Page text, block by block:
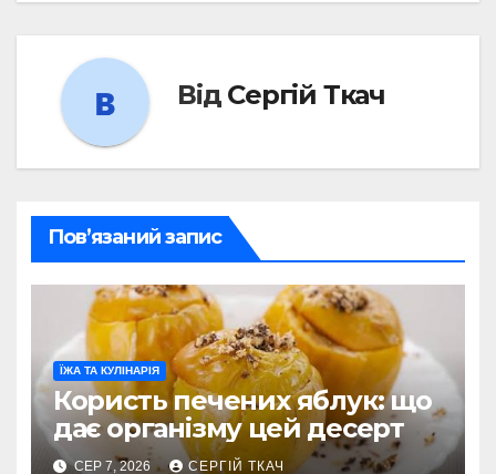
Від Сергій Ткач
Пов’язаний запис
ЇЖА ТА КУЛІНАРІЯ
Користь печених яблук: що
дає організму цей десерт
СЕР 7, 2026 СЕРГІЙ ТКАЧ